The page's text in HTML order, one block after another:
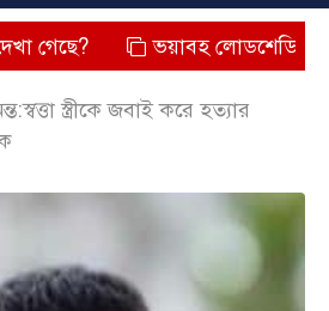
ভয়াবহ লোডশেডিং, বিদ্যুত –
স্ত্রীকে জবাই করে হত্যার